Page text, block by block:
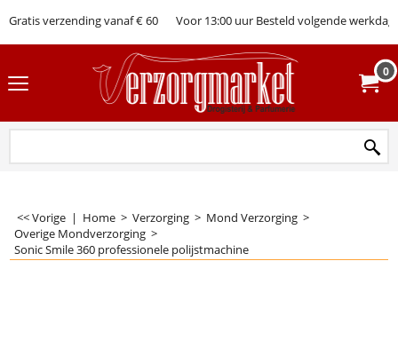
Gratis verzending vanaf € 60 Voor 13:00 uur Besteld volgende werkdag
0
<< Vorige | Home > Verzorging > Mond Verzorging >
Overige Mondverzorging >
Sonic Smile 360 professionele polijstmachine